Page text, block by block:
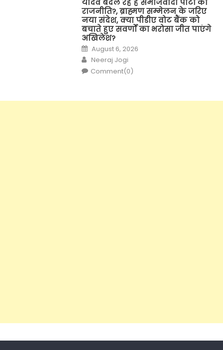
यादव बदल रहे हैं समाजवादी पार्टी की
राजनीति?, ब्राह्मण सम्मेलन के जरिए
नया संदेश, क्या पीडीए वोट बैंक को
बचाते हुए सवर्णों का भरोसा जीत पाएंगे
अखिलेश?
Posted
on
August 6, 2026
Author
Neeraj Jogi
Comment(0)